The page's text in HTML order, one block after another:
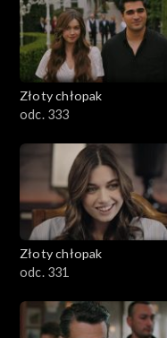
Złoty chłopak
odc. 333
Złoty chłopak
odc. 331